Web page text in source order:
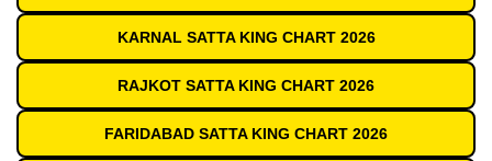
KARNAL SATTA KING CHART 2026
RAJKOT SATTA KING CHART 2026
FARIDABAD SATTA KING CHART 2026